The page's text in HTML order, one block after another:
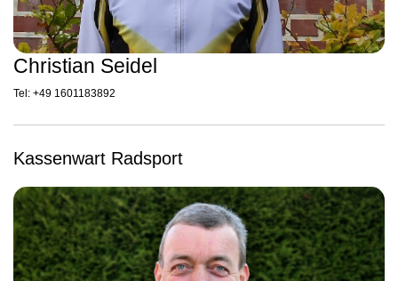
Christian Seidel
Tel: +49 1601183892
Kassenwart Radsport